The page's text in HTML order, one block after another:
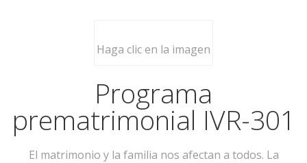
Haga clic en la imagen
Programa
prematrimonial IVR-301
El matrimonio y la familia nos afectan a todos. La